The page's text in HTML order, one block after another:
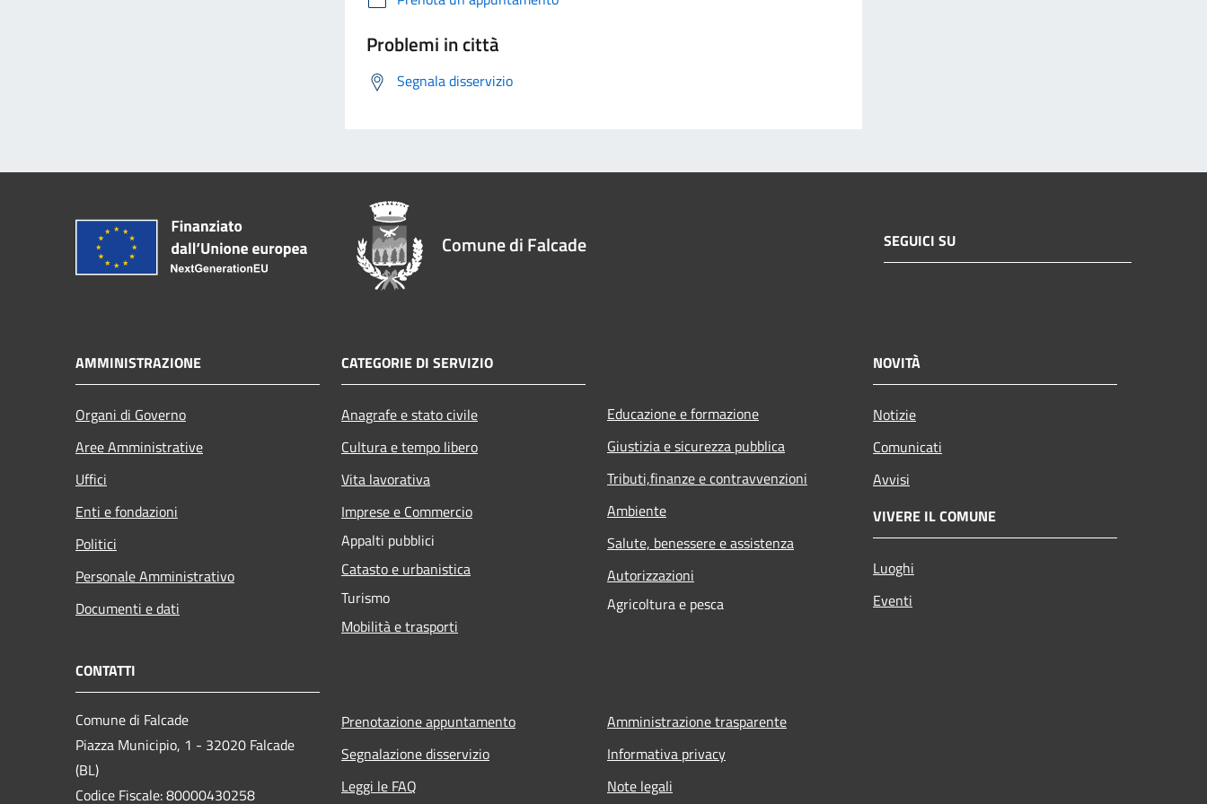
Problemi in città
Segnala disservizio
Comune di Falcade SEGUICI SU
AMMINISTRAZIONE
Organi di Governo
Aree Amministrative
Uffici
Enti e fondazioni
Politici
Personale Amministrativo
Documenti e dati
CATEGORIE DI SERVIZIO
Anagrafe e stato civile
Cultura e tempo libero
Vita lavorativa
Imprese e Commercio
Appalti pubblici
Catasto e urbanistica
Turismo
Mobilità e trasporti
Educazione e formazione
Giustizia e sicurezza pubblica
Tributi,finanze e contravvenzioni
Ambiente
Salute, benessere e assistenza
Autorizzazioni
Agricoltura e pesca
NOVITÀ
Notizie
Comunicati
Avvisi
VIVERE IL COMUNE
Luoghi
Eventi
CONTATTI
Comune di Falcade
Piazza Municipio, 1 - 32020 Falcade
(BL)
Codice Fiscale: 80000430258
Prenotazione appuntamento
Segnalazione disservizio
Leggi le FAQ
Amministrazione trasparente
Informativa privacy
Note legali